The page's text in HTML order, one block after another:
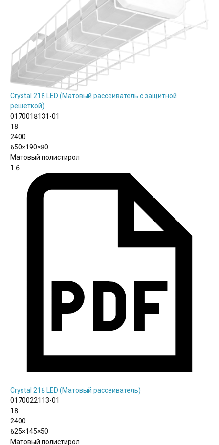
Crystal 218 LED (Матовый рассеиватель с защитной
решеткой)
0170018131-01
18
2400
650×190×80
Матовый полистирол
1.6
Crystal 218 LED (Матовый рассеиватель)
0170022113-01
18
2400
625×145×50
Матовый полистирол